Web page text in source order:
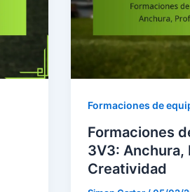
Formaciones de
Formaciones
3V3: Anchura,
Creatividad